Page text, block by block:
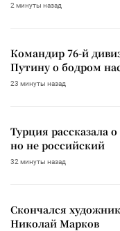
2 минуты назад
Командир 76-й
Путину о бодром
23 минуты назад
Турция рассказала
но не российский
32 минуты назад
Скончался
Николай Марков